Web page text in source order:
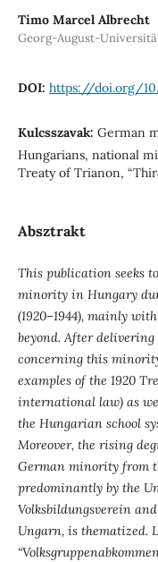
Timo Marcel Albrecht
Georg-August-
DOI: https://doi.org/
Kulcsszavak: German
Hungarians, national
Treaty of Trianon,
Absztrakt
This publication seeks
minority in Hungary
(1920–1944), mainly
beyond. After delivering
concerning this
examples of the 1920
international law) as
the Hungarian school
Moreover, the rising
German minority from
predominantly by the
Volksbildungsverein
Ungarn, is thematized.